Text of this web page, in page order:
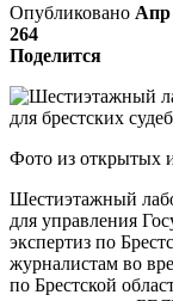
Опубликовано Апр
264
Поделится
Фото из открытых
Шестиэтажный
для управления
экспертиз по
журналистам во
по Брестской